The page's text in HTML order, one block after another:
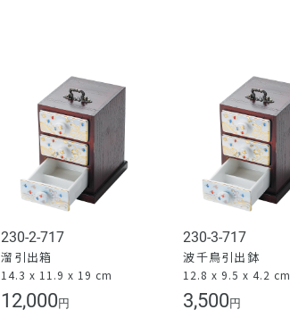
230-2-717
溜引出箱
14.3 x 11.9 x 19 cm
12,000 円
230-3-717
波千鳥引出鉢
12.8 x 9.5 x 4.2 cm
3,500 円